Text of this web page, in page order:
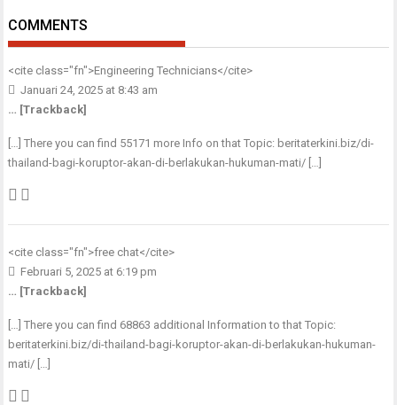
COMMENTS
<cite class="fn">Engineering Technicians</cite>
Januari 24, 2025 at 8:43 am
… [Trackback]
[…] There you can find 55171 more Info on that Topic: beritaterkini.biz/di-
thailand-bagi-koruptor-akan-di-berlakukan-hukuman-mati/ […]
<cite class="fn">free chat</cite>
Februari 5, 2025 at 6:19 pm
… [Trackback]
[…] There you can find 68863 additional Information to that Topic:
beritaterkini.biz/di-thailand-bagi-koruptor-akan-di-berlakukan-hukuman-
mati/ […]